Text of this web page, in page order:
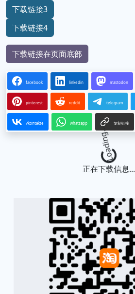
下载链接3
下载链接4
下载链接在页面底部
facebook linkedin mastodon
pinterest reddit telegram
vkontakte whatsapp 复制链接
Loading...
正在下载信息...